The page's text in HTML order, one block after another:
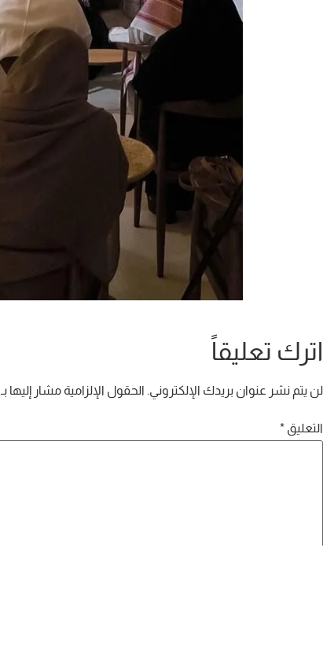
اترك تعليقاً
لن يتم نشر عنوان بريدك الإلكتروني. الحقول الإلزامية مشار إليها بـ
التعليق *